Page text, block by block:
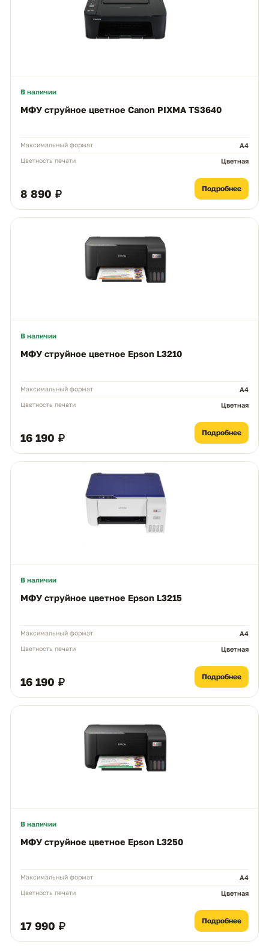
В наличии
МФУ струйное цветное Canon PIXMA TS3640
Максимальный формат A4
Цветность печати Цветная
8 890 ₽ Подробнее
В наличии
МФУ струйное цветное Epson L3210
Максимальный формат А4
Цветность печати Цветная
16 190 ₽ Подробнее
В наличии
МФУ струйное цветное Epson L3215
Максимальный формат А4
Цветность печати Цветная
16 190 ₽ Подробнее
В наличии
МФУ струйное цветное Epson L3250
Максимальный формат А4
Цветность печати Цветная
17 990 ₽ Подробнее
Ответим в рабочее время
Статус заказа